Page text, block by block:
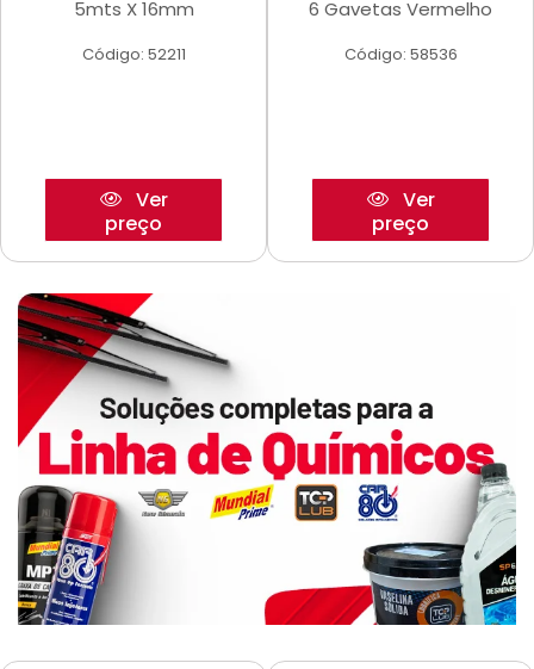
5mts X 16mm
Código: 52211
Ver
preço
6 Gavetas Vermelho
Código: 58536
Ver
preço